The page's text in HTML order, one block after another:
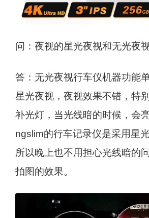
问：夜视的星光夜视和无光夜
答：无光夜视行车仪机器功能
星光夜视，夜视效果不错，特
补光灯，当光线暗的时候，会
ngslim的行车记录仪是采用星
所以晚上也不用担心光线暗的
拍图的效果。